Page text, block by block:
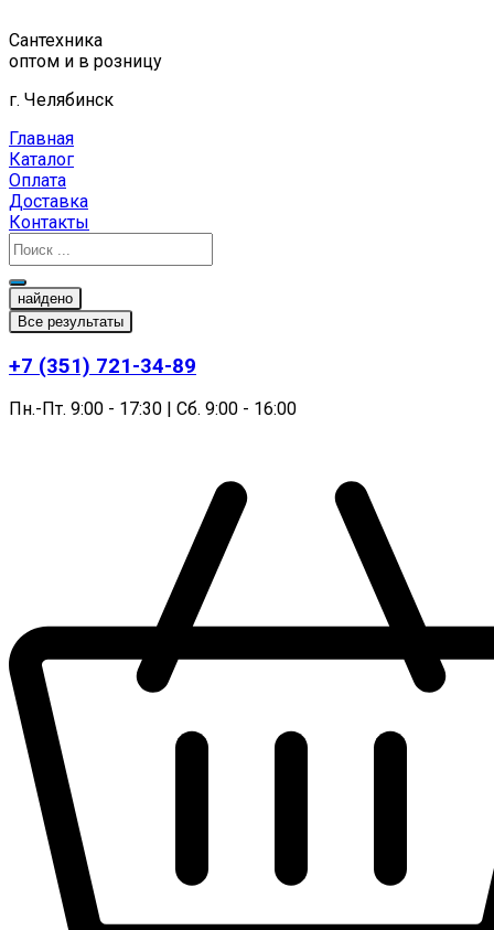
к
содержимому
Сантехника
оптом и в розницу
г. Челябинск
Главная
Каталог
Оплата
Доставка
Контакты
найдено
Все результаты
+7 (351) 721-34-89
Пн.-Пт. 9:00 - 17:30 | Сб. 9:00 - 16:00